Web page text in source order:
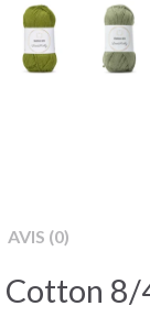
AVIS (0)
Cotton 8/